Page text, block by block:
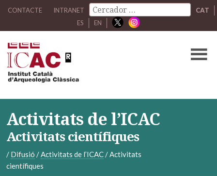
CONTACTE INTRANET
CAT
ES
EN
Activitats de l’ICAC
Activitats científiques
/ Difusió /Activitats de l’ICAC/Activitats
científiques